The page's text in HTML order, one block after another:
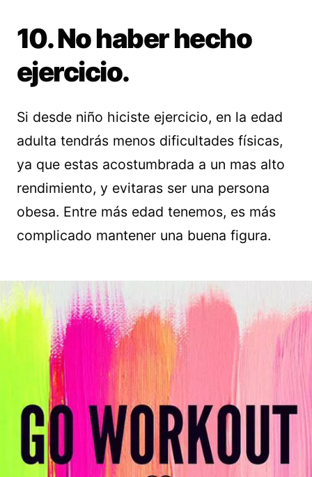
10. No haber hecho
ejercicio.
Si desde niño hiciste ejercicio, en la edad
adulta tendrás menos dificultades físicas,
ya que estas acostumbrada a un mas alto
rendimiento, y evitaras ser una persona
obesa. Entre más edad tenemos, es más
complicado mantener una buena figura.